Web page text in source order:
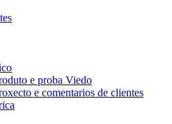
e proba Viedo
e comentarios de clientes